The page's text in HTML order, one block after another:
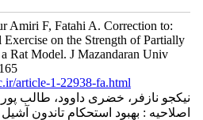
Amiri F, Fatahi A. Correction to:
Exercise on the Strength of Partially
a Rat Model. J Mazandaran Univ
article-1-22938-fa.html
نیکجو نازفر، خضری داوود، طالب
اصلاحیه : بهبود استحکام تاندون